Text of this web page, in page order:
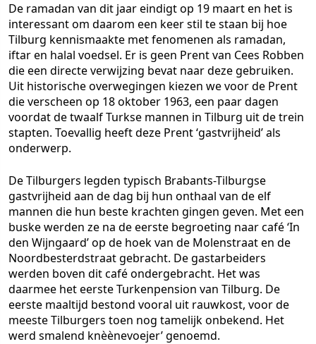
De ramadan van dit jaar eindigt op 19 maart en het is
interessant om daarom een keer stil te staan bij hoe
Tilburg kennismaakte met fenomenen als ramadan,
iftar en halal voedsel. Er is geen Prent van Cees Robben
die een directe verwijzing bevat naar deze gebruiken.
Uit historische overwegingen kiezen we voor de Prent
die verscheen op 18 oktober 1963, een paar dagen
voordat de twaalf Turkse mannen in Tilburg uit de trein
stapten. Toevallig heeft deze Prent ‘gastvrijheid’ als
onderwerp.
De Tilburgers legden typisch Brabants-Tilburgse
gastvrijheid aan de dag bij hun onthaal van de elf
mannen die hun beste krachten gingen geven. Met een
buske werden ze na de eerste begroeting naar café ‘In
den Wijngaard’ op de hoek van de Molenstraat en de
Noordbesterdstraat gebracht. De gastarbeiders
werden boven dit café ondergebracht. Het was
daarmee het eerste Turkenpension van Tilburg. De
eerste maaltijd bestond vooral uit rauwkost, voor de
meeste Tilburgers toen nog tamelijk onbekend. Het
werd smalend knèènevoejer’ genoemd.